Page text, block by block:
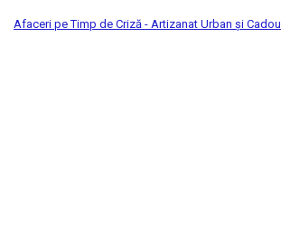
Sacose bumbac
Afaceri pe Timp de Criză - Artizanat Urban și